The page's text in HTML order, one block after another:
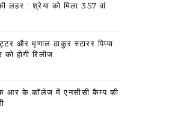
लहर : श्रेया को मिला 357 वां
और मृणाल ठाकुर स्टारर पिप्पा
होगी रिलीज
आर के.कॉलेज में एनसीसी कैम्प की